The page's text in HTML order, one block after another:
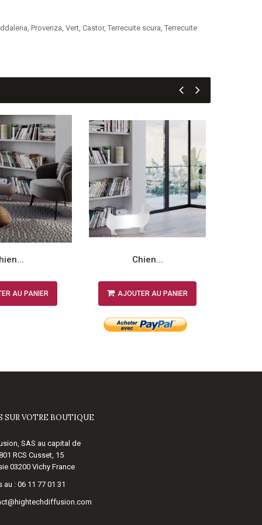
Provenza, Vert, Castor, Terrecuite scura, Terrecuite
AU PANIER
Chien...
AJOUTER AU PANIER
SUR VOTRE BOUTIQUE
SAS au capital de
RCS Cusset, 15
03200 Vichy France
au : 06 11 77 01 31